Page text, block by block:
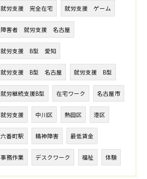
就労支援 完全在宅 就労支援 ゲーム
障害者 就労支援 名古屋
就労支援 B型 愛知
就労支援 B型 名古屋 就労支援 B型
就労継続支援B型 在宅ワーク 名古屋市
就労支援 中川区 熱田区 港区
六番町駅 精神障害 最低賃金
事務作業 デスクワーク 福祉 体験